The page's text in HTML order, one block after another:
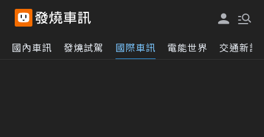
國內車訊 發燒試駕 國際車訊 電能世界 交通新訊